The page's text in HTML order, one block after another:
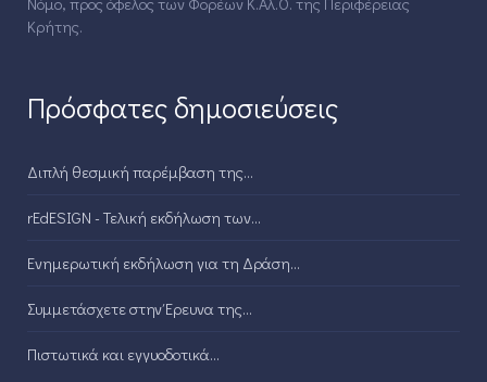
Νόμο, προς όφελος των Φορέων Κ.Αλ.Ο. της Περιφέρειας
Κρήτης.
Πρόσφατες δημοσιεύσεις
Διπλή θεσμική παρέμβαση της...
rEdESIGN - Τελική εκδήλωση των...
Ενημερωτική εκδήλωση για τη Δράση...
Συμμετάσχετε στην Έρευνα της...
Πιστωτικά και εγγυοδοτικά...